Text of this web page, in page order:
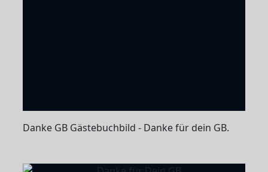
Danke GB Gästebuchbild - Danke für dein GB.